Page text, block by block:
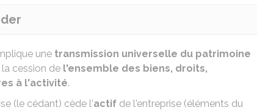
une transmission universelle du patrimoine
cession de l'ensemble des biens, droits,
à l'activité.
(le cédant) cède l'actif de l'entreprise (éléments du